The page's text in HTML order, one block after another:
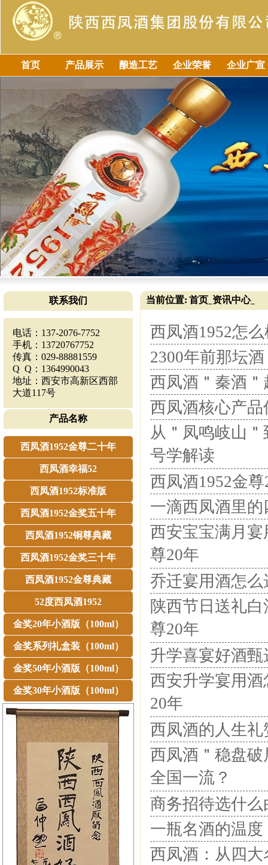
首页 产品展示 酿造工艺 企业荣誉 企业广宣
联系我们
电话：137-2076-7752
手机：13720767752
传真：029-88881559
Q Q：1364990043
地址：西安市高新区西部
大道117号
产品名称
西凤酒1952金尊二十年
西凤酒幸福52
西凤酒1952标准版
西凤酒1952金奖五十年
西凤酒1952铜尊典藏
西凤酒1952金奖三十年
西凤酒1952金尊典藏
52度西凤酒1952
金奖20年小酒版（100ml）
金奖系列礼盒装（100ml）
金奖50年小酒版（100ml）
金奖30年小酒版（100ml）
当前位置: 首页 资讯中心_
西凤酒1952怎
2300年前那坛
西凤酒＂秦酒
西凤酒核心产
从＂凤鸣岐山
号学解读
西凤酒1952金
一滴西凤酒里
西安宝宝满月
尊20年
乔迁宴用酒怎
陕西节日送礼
尊20年
升学喜宴好酒
西安升学宴用
20年
西凤酒的人生
西凤酒＂稳盘
全国一流？
商务招待选什
一瓶名酒的温
西凤酒：从四